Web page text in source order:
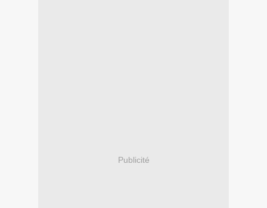
Publicité